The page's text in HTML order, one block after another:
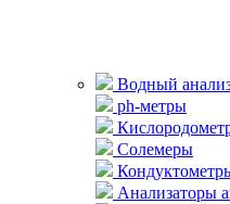
Водный
ph-метры
Солемеры
Анализаторы